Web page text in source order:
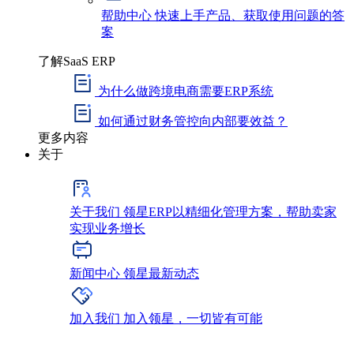
帮助中心快速上手产品、获取使用问题的答
案
了解SaaS ERP
为什么做跨境电商需要ERP系统
如何通过财务管控向内部要效益？
更多内容
关于
关于我们 领星ERP以精细化管理方案，帮助卖家
实现业务增长
新闻中心 领星最新动态
加入我们 加入领星，一切皆有可能